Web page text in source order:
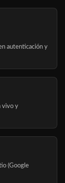
autenticación y
vivo y
(Google